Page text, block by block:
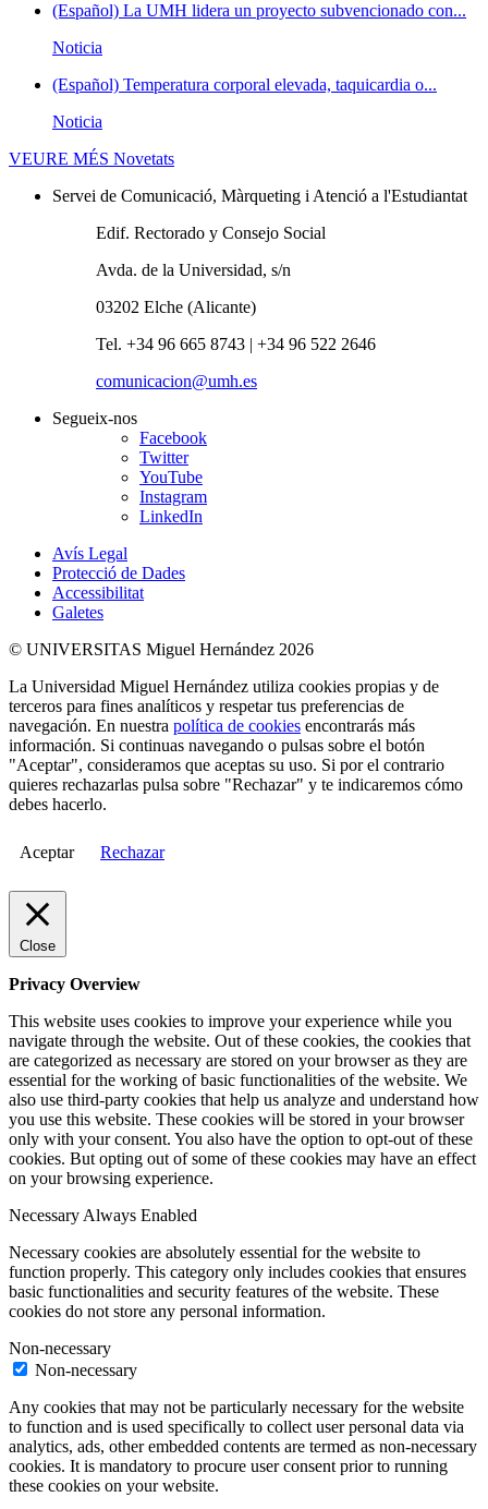
(Español) La UMH lidera un proyecto subvencionado con...
Noticia
(Español) Temperatura corporal elevada, taquicardia o...
Noticia
VEURE MÉS Novetats
Servei de Comunicació, Màrqueting i Atenció a l'Estudiantat
Edif. Rectorado y Consejo Social
Avda. de la Universidad, s/n
03202 Elche (Alicante)
Tel. +34 96 665 8743 | +34 96 522 2646
comunicacion@umh.es
Segueix-nos
Facebook
Twitter
YouTube
Instagram
LinkedIn
Avís Legal
Protecció de Dades
Accessibilitat
Galetes
© UNIVERSITAS Miguel Hernández 2026
La Universidad Miguel Hernández utiliza cookies propias y de
terceros para fines analíticos y respetar tus preferencias de
navegación. En nuestra política de cookies encontrarás más
información. Si continuas navegando o pulsas sobre el botón
"Aceptar", consideramos que aceptas su uso. Si por el contrario
quieres rechazarlas pulsa sobre "Rechazar" y te indicaremos cómo
debes hacerlo.
Aceptar Rechazar
Close
Privacy Overview
This website uses cookies to improve your experience while you
navigate through the website. Out of these cookies, the cookies that
are categorized as necessary are stored on your browser as they are
essential for the working of basic functionalities of the website. We
also use third-party cookies that help us analyze and understand how
you use this website. These cookies will be stored in your browser
only with your consent. You also have the option to opt-out of these
cookies. But opting out of some of these cookies may have an effect
on your browsing experience.
Necessary Always Enabled
Necessary cookies are absolutely essential for the website to
function properly. This category only includes cookies that ensures
basic functionalities and security features of the website. These
cookies do not store any personal information.
Non-necessary
Non-necessary
Any cookies that may not be particularly necessary for the website
to function and is used specifically to collect user personal data via
analytics, ads, other embedded contents are termed as non-necessary
cookies. It is mandatory to procure user consent prior to running
these cookies on your website.